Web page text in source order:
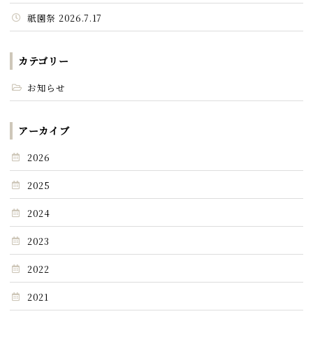
祇園祭 2026.7.17
カテゴリー
お知らせ
アーカイブ
2026
2025
2024
2023
2022
2021